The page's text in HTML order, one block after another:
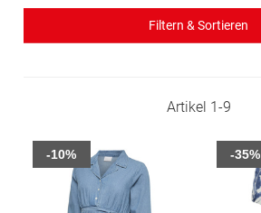
Filtern & Sortieren
Artikel 1-9
-10% -35%